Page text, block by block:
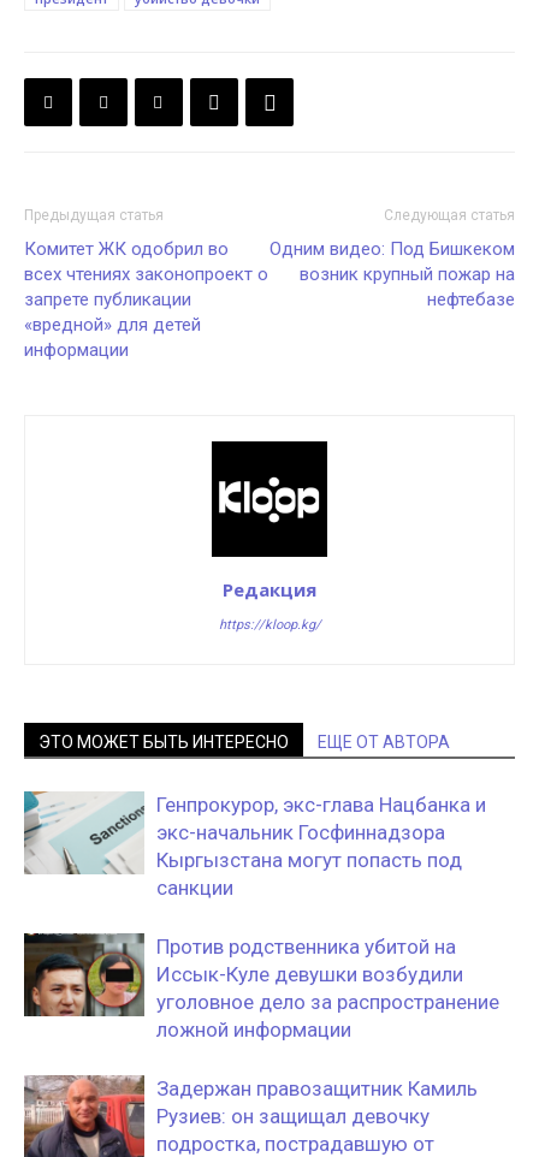
Предыдущая статья
Комитет ЖК одобрил во
всех чтениях законопроект о
запрете публикации
«вредной» для детей
информации
Следующая статья
Одним видео: Под Бишкеком
возник крупный пожар на
нефтебазе
Редакция
https://kloop.kg/
ЭТО МОЖЕТ БЫТЬ ИНТЕРЕСНО ЕЩЕ ОТ АВТОРА
Генпрокурор, экс-глава Нацбанка и
экс-начальник Госфиннадзора
Кыргызстана могут попасть под
санкции
Против родственника убитой на
Иссык-Куле девушки возбудили
уголовное дело за распространение
ложной информации
Задержан правозащитник Камиль
Рузиев: он защищал девочку
подростка, пострадавшую от